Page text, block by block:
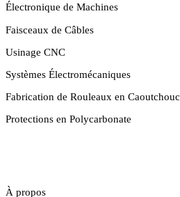
Électronique de Machines
Faisceaux de Câbles
Usinage CNC
Systèmes Électromécaniques
Fabrication de Rouleaux en Caoutchouc
Protections en Polycarbonate
À propos